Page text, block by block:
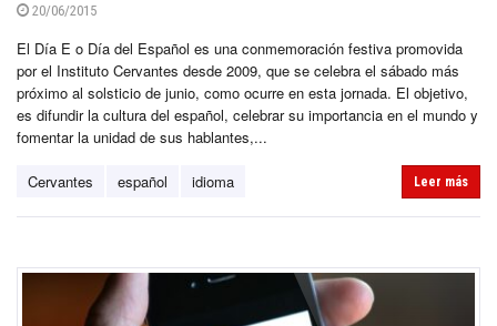
20/06/2015
El Día E o Día del Español es una conmemoración festiva promovida
por el Instituto Cervantes desde 2009, que se celebra el sábado más
próximo al solsticio de junio, como ocurre en esta jornada. El objetivo,
es difundir la cultura del español, celebrar su importancia en el mundo y
fomentar la unidad de sus hablantes,...
Cervantes español idioma Leer más